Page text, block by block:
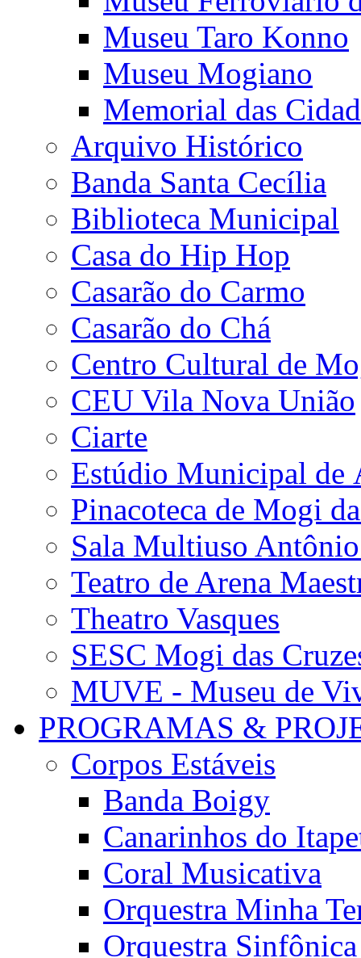
Museu Taro Konno
Museu Mogiano
Memorial das
Arquivo Histórico
Banda Santa Cecília
Biblioteca Municipal
Casa do Hip Hop
Casarão do Carmo
Casarão do Chá
Centro Cultural de
CEU Vila Nova União
Ciarte
Estúdio Municipal de
Pinacoteca de Mogi
Sala Multiuso
Teatro de Arena
Theatro Vasques
SESC Mogi das
MUVE - Museu de
PROGRAMAS &
Corpos Estáveis
Banda Boigy
Canarinhos do
Coral Musicativa
Orquestra Minha
Orquestra